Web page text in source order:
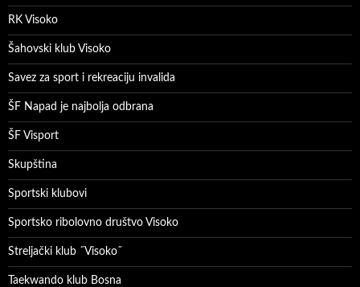
RK Visoko
Šahovski klub Visoko
Savez za sport i rekreaciju invalida
ŠF Napad je najbolja odbrana
ŠF Visport
Skupština
Sportski klubovi
Sportsko ribolovno društvo Visoko
Streljački klub ˝Visoko˝
Taekwando klub Bosna